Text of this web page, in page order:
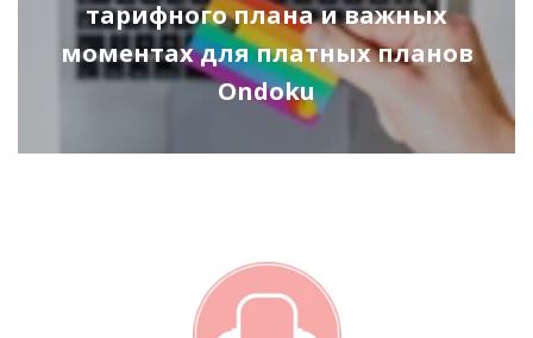
тарифного плана и важных
моментах для платных планов
Ondoku